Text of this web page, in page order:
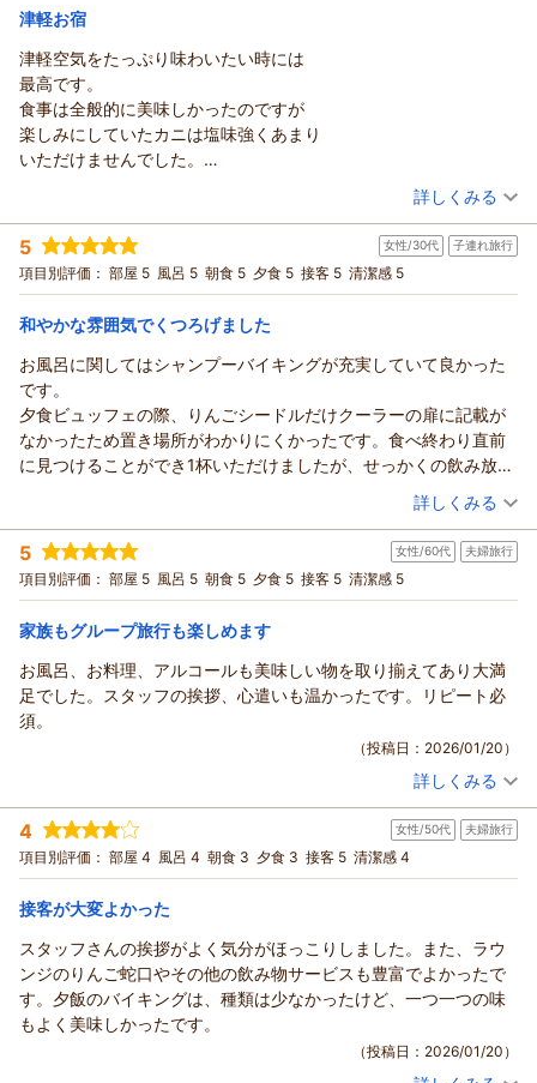
と、心より感謝申し上げます。
てなしをご提供できますよう、より一層努めてまいります。
☆yukiyuki☆様のまたのお越しを、心よりお待ち申し上げてお
ります。
アップルおもてなし向上委員会
ていただけましたことは何よりの喜びでございます。時間が経
だいておりますが、こうして直接お声を頂戴できますことは本
当に光栄でございます。
さらに、大浴場のりんご風呂もお楽しみいただけたとのこと、
嬉しい限りでございます。湯面に浮かぶりんごは季節ごとに品
種が変わり、当館ならではの風景としてご好評をいただいてお
あり続けられるよう、スタッフ一同心を込めておもてなしに努
めてまいります。
わんこ様のまたのお越しを、心よりお待ち申し上げておりま
す。
（返信日：2026/03/02）
宿泊価格帯：
青森のお宿 ホテルアップルランドからの返信
この度はご宿泊いただきまして誠にありがとうございました。
また、貴重なご感想までいただき重ねてお礼申し上げます。
温泉は夜の内に３回ご利用いただいたとの事、泉質など気に入
っていただき大変うれしく思います。昨年の１０月に源泉の移
動があり新しくなった温泉はとても評判もよく、アルカリ性の
トロトロすべすべ温泉はたくさんのお客様に喜ばれておりま
す。
夕食や朝食のバイキングでは日々試行錯誤しながらお客様に喜
んでいただけるメニューを検討しております。青森の郷土料
理、名物料理を組み込み、県の食材もふんだんに使用しながら
在のお料理となっております。
これからも何度来ても新鮮に感じていただけるよう努力を重
ね、次ご利用の際には値段以上の満足感をもっていただけるよ
う日々精進して参ります。
「あこちゃん」様、皆様のまたのお越しを心よりお待ちいたし
（返信日：2026/03/03）
津軽お宿
津軽空気をたっぷり味わいたい時には
最高です。
食事は全般的に美味しかったのですが
楽しみにしていたカニは塩味強くあまり
いただけませんでした。
持続していました。
また機会があったら宿泊したいです。
（投稿日：2026/01/27）
宿泊時期： 2025年12月宿泊 (友達旅行)
投稿者： ヒロさん
宿泊プラン： 【青森県民限定】冬のあおたびキャンペーン特別宿泊プラン～
バイキング＜ダイニング星の金貨＞
和室 朝・夕
宿泊価格帯： 15,001～16,000円(大人一人あたり/税込)
青森のお宿 ホテルアップルランドからの返信
ヒロ 様
この度は、数あるお宿の中から当ホテルをご利用頂きまして誠
にありがとうございます。
とても心温まるお言葉をいただきました。スタッフ一同今後の
冬の津軽は雪こそ厳しい地域ではございますが、空気が澄んで
おり天気が良ければ岩木山を眺望することができるすばらしい
ロケーションでございます。
ヒロ様が津軽で過ごした思い出を、ぜひご友人やご家族にお伝
えいただければと思います。
ヒロ様のご満足のいかない形となってしまい誠に申し訳ござい
ません。
現時点で4月11日まで御夕食会場で提供をする期間がございま
すので、ヒロ様のご意見も参考にさせていただきつつ、皆様が
ご満足できるよう改善・努力をしていきたいと思います。
昨年の10月から新しくなった温泉は皆様からご好評をいただい
ており、りんごも通年を通して浮かべておりますので、ぜひ皆
様でまたお越しいただきたいと思います。
ヒロ様には思い出の１ページに楽しかった思い出として残して
ります。
また皆様とお会いできることを心待ちにしております。
アップルおもてなし向上委員会
詳しくみる
5 女性/30代 子連れ旅行
項目別評価： 部屋 5 風呂 5 朝食 5 夕食 5 接客 5 清潔感 5
和やかな雰囲気でくつろげました
お風呂に関してはシャンプーバイキングが充実していて良かった
です。
夕食ビュッフェの際、りんごシードルだけクーラーの扉に記載が
なかったため置き場所がわかりにくかったです。食べ終わり直前
に見つけることができ1杯いただけましたが、せっかくの飲み放題
お部屋や食事、ラウンジサービスはとても満足でした。接客も終
始良い雰囲気で、一泊で楽しむには到底時間が足りませんでした
ので、ぜひまたお伺いしたいと思います。
（投稿日：2026/01/27）
宿泊時期： 2025年12月宿泊 (子連れ旅行)
投稿者： oomさん
宿泊プラン： 【早期割60】青森県産品をおりこんだバイキング＜ダイニング
星の金貨＞【2食付】★90分間セルフ飲み放題付
和室 朝・夕
宿泊価格帯： 27,001～28,000円(大人一人あたり/税込)
青森のお宿 ホテルアップルランドからの返信
oom 様
この度は数あるお宿の中から当館にご宿泊いただき、誠にあり
ドリンクの表記につきましては、ご不便をおかけし申し訳ござ
いませんでした。皆様に快適にご利用いただけるよう、配置や
表記方法の見直しを進めてまいります。
シャンプーバイキングをはじめ、アップルランドでのご滞在が
「楽しい」「良かった」と感じていただけるよう、今後もおも
てなしの向上に努めてまいります。
ございますので、次回お越しの際はぜひ時間いっぱいお楽しみ
くださいませ。
またoom様にお会いできる日を、スタッフ一同心よりお待ちし
ております。
詳しくみる
5 女性/60代 夫婦旅行
項目別評価： 部屋 5 風呂 5 朝食 5 夕食 5 接客 5 清潔感 5
家族もグループ旅行も楽しめます
お風呂、お料理、アルコールも美味しい物を取り揃えてあり大満
足でした。スタッフの挨拶、心遣いも温かったです。リピート必
須。
（投稿日：2026/01/20）
投稿者： みぃさん(女性/60代)
宿泊プラン： 【青森県民限定】冬のあおたびキャンペーン特別宿泊プラン～
バイキング＜ダイニング星の金貨＞
和室 朝・夕
宿泊価格帯： 15,001～16,000円(大人一人あたり/税込)
みぃ様
この度は当ホテルをご利用いただき、また心温まるお言葉をお
寄せいただき、誠にありがとうございます。
お風呂・お料理・アルコールにつきましてご満足いただけたと
詳しくみる
4 女性/50代 夫婦旅行
項目別評価： 部屋 4 風呂 4 朝食 3 夕食 3 接客 5 清潔感 4
接客が大変よかった
スタッフさんの挨拶がよく気分がほっこりしました。また、ラウ
ンジのりんご蛇口やその他の飲み物サービスも豊富でよかったで
す。夕飯のバイキングは、種類は少なかったけど、一つ一つの味
もよく美味しかったです。
（投稿日：2026/01/20）